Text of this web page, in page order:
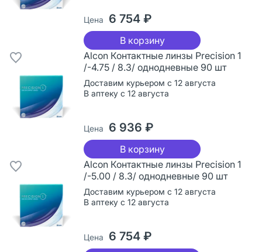
Цена 6 754 ₽
В корзину
Alcon Контактные линзы Precision 1
/-4.75 / 8.3/ однодневные 90 шт
Доставим курьером с 12 августа
В аптеку с 12 августа
Цена 6 936 ₽
В корзину
Alcon Контактные линзы Precision 1
/-5.00 / 8.3/ однодневные 90 шт
Доставим курьером с 12 августа
В аптеку с 12 августа
Цена 6 754 ₽